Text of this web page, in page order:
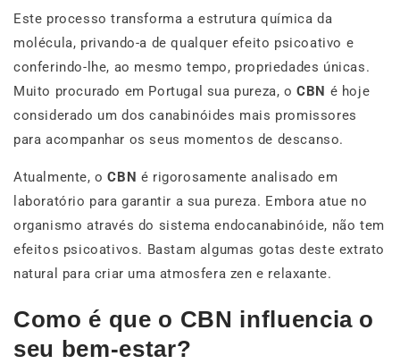
Este processo transforma a estrutura química da
molécula, privando-a de qualquer efeito psicoativo e
conferindo-lhe, ao mesmo tempo, propriedades únicas.
Muito procurado em Portugal sua pureza, oCBN é hoje
considerado um dos canabinóides mais promissores
para acompanhar os seus momentos de descanso.
Atualmente, oCBN é rigorosamente analisado em
laboratório para garantir a sua pureza. Embora atue no
organismo através do sistema endocanabinóide, não tem
efeitos psicoativos. Bastam algumas gotas deste extrato
natural para criar uma atmosfera zen e relaxante.
Como é que o CBN influencia o
seu bem-estar?